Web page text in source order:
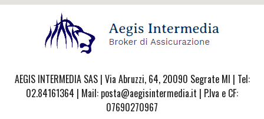
AEGIS INTERMEDIA SAS | Via Abruzzi, 64, 20090 Segrate MI | Tel:
02.84161364 | Mail: posta@aegisintermedia.it | P.Iva e CF:
07690270967